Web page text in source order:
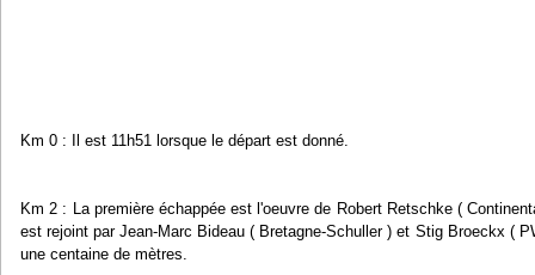
Km 0 : Il est 11h51 lorsque le départ est donné.
Km 2 : La première échappée est l'oeuvre de Robert Retschke (
est rejoint par Jean-Marc Bideau ( Bretagne-Schuller ) et Stig Broeckx (
une centaine de mètres.